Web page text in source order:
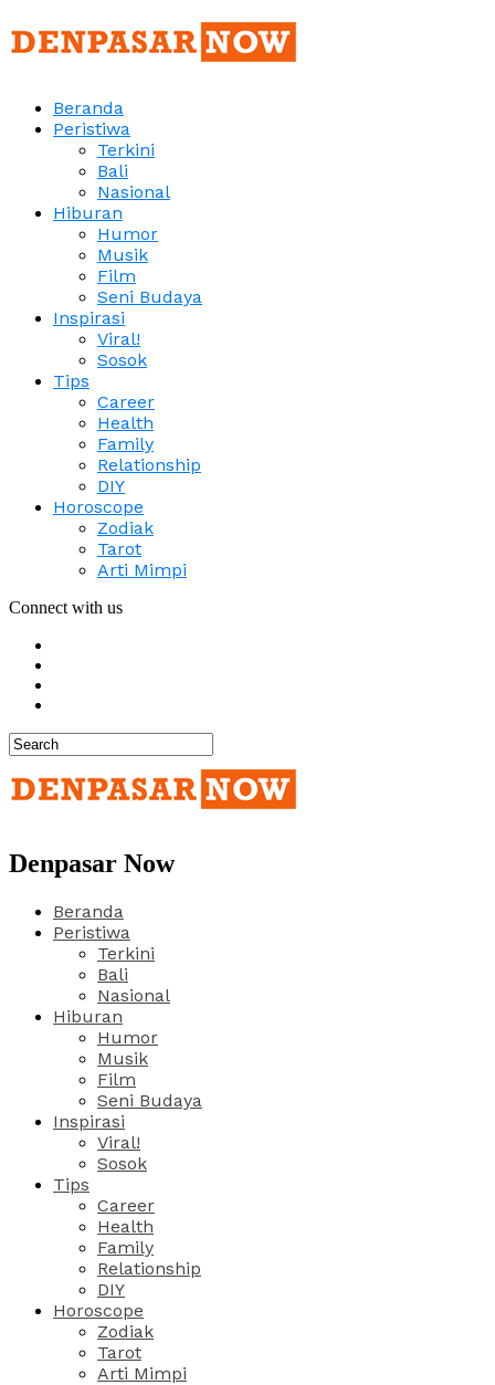
Beranda
Peristiwa
Terkini
Bali
Nasional
Hiburan
Humor
Musik
Film
Seni Budaya
Inspirasi
Viral!
Sosok
Tips
Career
Health
Family
Relationship
DIY
Horoscope
Zodiak
Tarot
Arti Mimpi
Connect with us
Denpasar Now
Beranda
Peristiwa
Terkini
Bali
Nasional
Hiburan
Humor
Musik
Film
Seni Budaya
Inspirasi
Viral!
Sosok
Tips
Career
Health
Family
Relationship
DIY
Horoscope
Zodiak
Tarot
Arti Mimpi